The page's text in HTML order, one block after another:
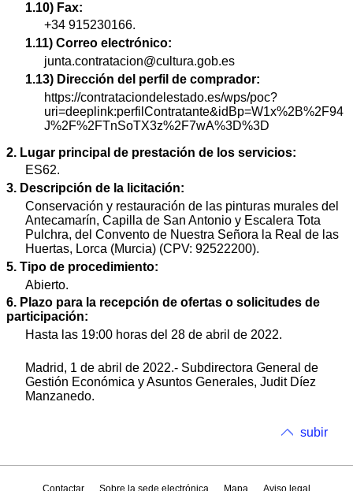
1.10) Fax:
+34 915230166.
1.11) Correo electrónico:
junta.contratacion@cultura.gob.es
1.13) Dirección del perfil de comprador:
https://contrataciondelestado.es/wps/poc?
uri=deeplink:perfilContratante&idBp=W1x%2B%2F94
J%2F%2FTnSoTX3z%2F7wA%3D%3D
2. Lugar principal de prestación de los servicios:
ES62.
3. Descripción de la licitación:
Conservación y restauración de las pinturas murales del
Antecamarín, Capilla de San Antonio y Escalera Tota
Pulchra, del Convento de Nuestra Señora la Real de las
Huertas, Lorca (Murcia) (CPV: 92522200).
5. Tipo de procedimiento:
Abierto.
6. Plazo para la recepción de ofertas o solicitudes de
participación:
Hasta las 19:00 horas del 28 de abril de 2022.
Madrid, 1 de abril de 2022.- Subdirectora General de
Gestión Económica y Asuntos Generales, Judit Díez
Manzanedo.
subir
Contactar Sobre la sede electrónica Mapa Aviso legal